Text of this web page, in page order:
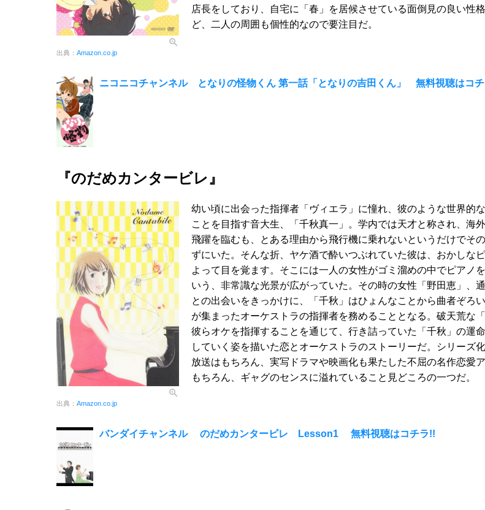
出典： Amazon.co.jp
店長をしており、自宅に「春」を居候させている面倒見の良い性
ど、二人の周囲も個性的なので要注目だ。
ニコニコチャンネル となりの怪物くん 第一話「となりの吉田くん」 無料視聴はコ
『のだめカンタービレ』
出典： Amazon.co.jp
幼い頃に出会った指揮者「ヴィエラ」に憧れ、彼のような世界的
ことを目指す音大生、「千秋真一」。学内では天才と称され、海
飛躍を臨むも、とある理由から飛行機に乗れないというだけでそ
ずにいた。そんな折、ヤケ酒で酔いつぶれていた彼は、おかしな
よって目を覚ます。そこには一人の女性がゴミ溜めの中でピアノ
いう、非常識な光景が広がっていた。その時の女性「野田恵」、通
との出会いをきっかけに、「千秋」はひょんなことから曲者ぞろ
が集まったオーケストラの指揮者を務めることとなる。破天荒な「
彼らオケを指揮することを通じて、行き詰っていた「千秋」の運
していく姿を描いた恋とオーケストラのストーリーだ。シリーズ
放送はもちろん、実写ドラマや映画化も果たした不屈の名作恋愛
もちろん、ギャグのセンスに溢れていること見どころの一つだ。
バンダイチャンネル のだめカンタービレ Lesson1 無料視聴はコチラ!!